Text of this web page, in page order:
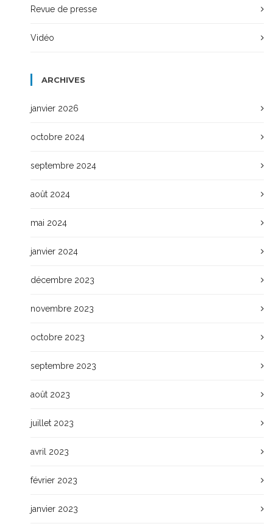
Revue de presse
Vidéo
ARCHIVES
janvier 2026
octobre 2024
septembre 2024
août 2024
mai 2024
janvier 2024
décembre 2023
novembre 2023
octobre 2023
septembre 2023
août 2023
juillet 2023
avril 2023
février 2023
janvier 2023